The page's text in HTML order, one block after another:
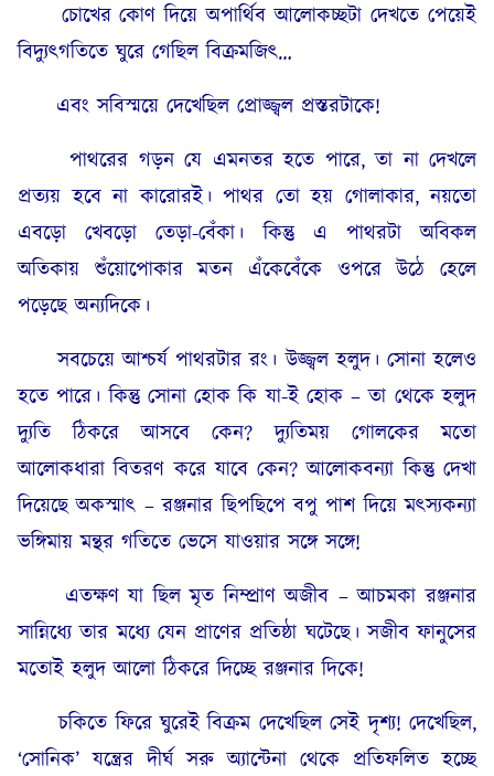
চোখের কোণ দিয়ে অপার্থিব আলোকচ্ছটা দেখতে পেয়েই
বিদ্যুৎগতিতে ঘুরে গেছিল বিক্রমজিৎ…
এবং সবিস্ময়ে দেখেছিল প্রোজ্জ্বল প্রস্তরটাকে!
পাথরের গড়ন যে এমনতর হতে পারে, তা না দেখলে
প্রত্যয় হবে না কারোরই। পাথর তো হয় গোলাকার, নয়তো
এবড়ো খেবড়ো তেড়া-বেঁকা। কিন্তু এ পাথরটা অবিকল
অতিকায় শুঁয়োপোকার মতন এঁকেবেঁকে ওপরে উঠে হেলে
পড়েছে অন্যদিকে।
সবচেয়ে আশ্চর্য পাথরটার রং। উজ্জ্বল হলুদ। সোনা হলেও
হতে পারে। কিন্তু সোনা হোক কি যা-ই হোক – তা থেকে হলুদ
দ্যুতি ঠিকরে আসবে কেন? দ্যুতিময় গোলকের মতো
আলোকধারা বিতরণ করে যাবে কেন? আলোকবন্যা কিন্তু দেখা
দিয়েছে অকস্মাৎ – রঞ্জনার ছিপছিপে বপু পাশ দিয়ে মৎস্যকন্যা
ভঙ্গিমায় মন্থর গতিতে ভেসে যাওয়ার সঙ্গে সঙ্গে!
এতক্ষণ যা ছিল মৃত নিম্প্রাণ অজীব – আচমকা রঞ্জনার
সান্নিধ্যে তার মধ্যে যেন প্রাণের প্রতিষ্ঠা ঘটেছে। সজীব ফানুসের
মতোই হলুদ আলো ঠিকরে দিচ্ছে রঞ্জনার দিকে!
চকিতে ফিরে ঘুরেই বিক্রম দেখেছিল সেই দৃশ্য! দেখেছিল,
‘সোনিক’ যন্ত্রের দীর্ঘ সরু অ্যান্টেনা থেকে প্রতিফলিত হচ্ছে